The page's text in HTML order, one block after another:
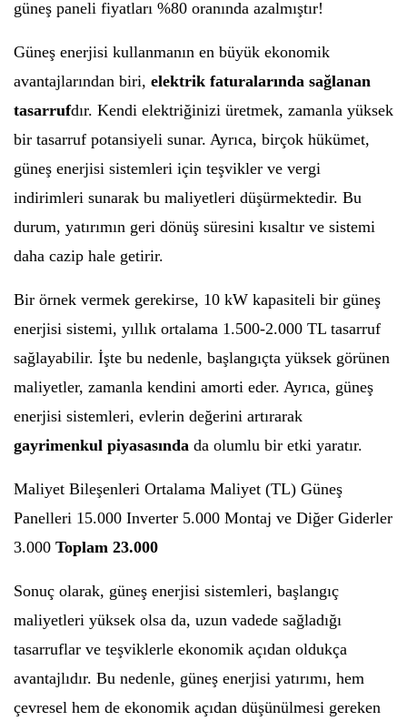
güneş paneli fiyatları %80 oranında azalmıştır!
Güneş enerjisi kullanmanın en büyük ekonomik
avantajlarından biri, elektrik faturalarında sağlanan
tasarrufdır. Kendi elektriğinizi üretmek, zamanla yüksek
bir tasarruf potansiyeli sunar. Ayrıca, birçok hükümet,
güneş enerjisi sistemleri için teşvikler ve vergi
indirimleri sunarak bu maliyetleri düşürmektedir. Bu
durum, yatırımın geri dönüş süresini kısaltır ve sistemi
daha cazip hale getirir.
Bir örnek vermek gerekirse, 10 kW kapasiteli bir güneş
enerjisi sistemi, yıllık ortalama 1.500-2.000 TL tasarruf
sağlayabilir. İşte bu nedenle, başlangıçta yüksek görünen
maliyetler, zamanla kendini amorti eder. Ayrıca, güneş
enerjisi sistemleri, evlerin değerini artırarak
gayrimenkul piyasasında da olumlu bir etki yaratır.
Maliyet Bileşenleri Ortalama Maliyet (TL) Güneş
Panelleri 15.000 Inverter 5.000 Montaj ve Diğer Giderler
3.000 Toplam 23.000
Sonuç olarak, güneş enerjisi sistemleri, başlangıç
maliyetleri yüksek olsa da, uzun vadede sağladığı
tasarruflar ve teşviklerle ekonomik açıdan oldukça
avantajlıdır. Bu nedenle, güneş enerjisi yatırımı, hem
çevresel hem de ekonomik açıdan düşünülmesi gereken